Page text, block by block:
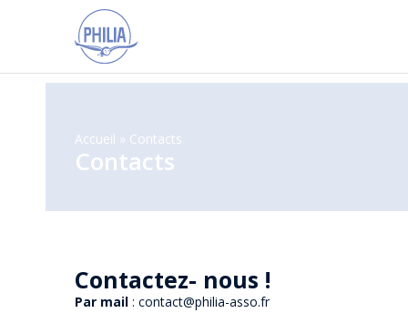
Accueil » Contacts
Contacts
Contactez- nous !
Par mail: contact@philia-asso.fr